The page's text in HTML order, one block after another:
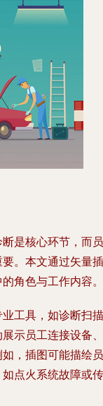
是核心环节，而员
。本文通过矢量插
角色与工作内容。
工具，如诊断扫描
示员工连接设备、
，插图可能描绘员
点火系统故障或传